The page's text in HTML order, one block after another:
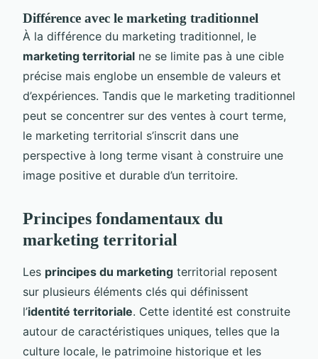
Différence avec le marketing traditionnel
À la différence du marketing traditionnel, le
marketing territorial ne se limite pas à une cible
précise mais englobe un ensemble de valeurs et
d’expériences. Tandis que le marketing traditionnel
peut se concentrer sur des ventes à court terme,
le marketing territorial s’inscrit dans une
perspective à long terme visant à construire une
image positive et durable d’un territoire.
Principes fondamentaux du
marketing territorial
Les principes du marketing territorial reposent
sur plusieurs éléments clés qui définissent
l’identité territoriale. Cette identité est construite
autour de caractéristiques uniques, telles que la
culture locale, le patrimoine historique et les